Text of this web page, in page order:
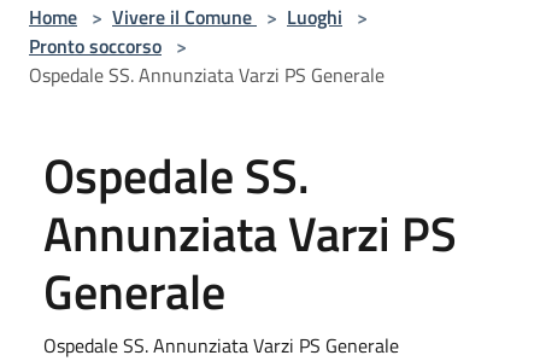
Home > Vivere il Comune > Luoghi >
Pronto soccorso >
Ospedale SS. Annunziata Varzi PS Generale
Ospedale SS.
Annunziata Varzi PS
Generale
Ospedale SS. Annunziata Varzi PS Generale